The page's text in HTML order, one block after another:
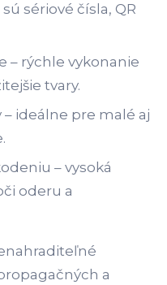
sériové čísla, QR
– rýchle vykonanie
tvary.
ideálne pre malé aj
– vysoká
oderu a
a